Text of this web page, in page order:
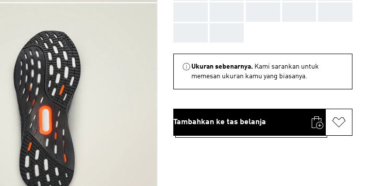
Ukuran sebenarnya. Kami sarankan untuk
memesan ukuran kamu yang biasanya.
Tambahkan ke tas belanja